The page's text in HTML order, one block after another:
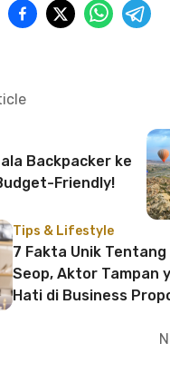
Backpacker ke
Friendly!
Tips & Lifestyle
7 Fakta Unik Tentang
Seop, Aktor Tampan
Hati di Business